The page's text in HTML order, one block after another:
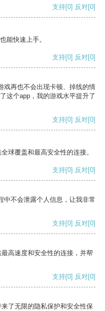
支持[0] 反对[0]
能快速上手。
支持[0] 反对[0]
戏再也不会出现卡顿、掉线的情
这个app，我的游戏水平提升了
支持[0] 反对[0]
球覆盖和最高安全性的连接。
支持[0] 反对[0]
中不会泄露个人信息，让我非常
支持[0] 反对[0]
高速度和安全性的连接，并帮
支持[0] 反对[0]
了无限的隐私保护和安全性保